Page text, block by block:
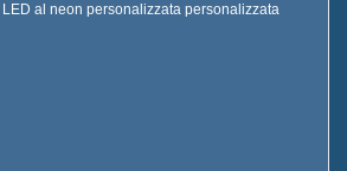
LED al neon personalizzata personalizzata